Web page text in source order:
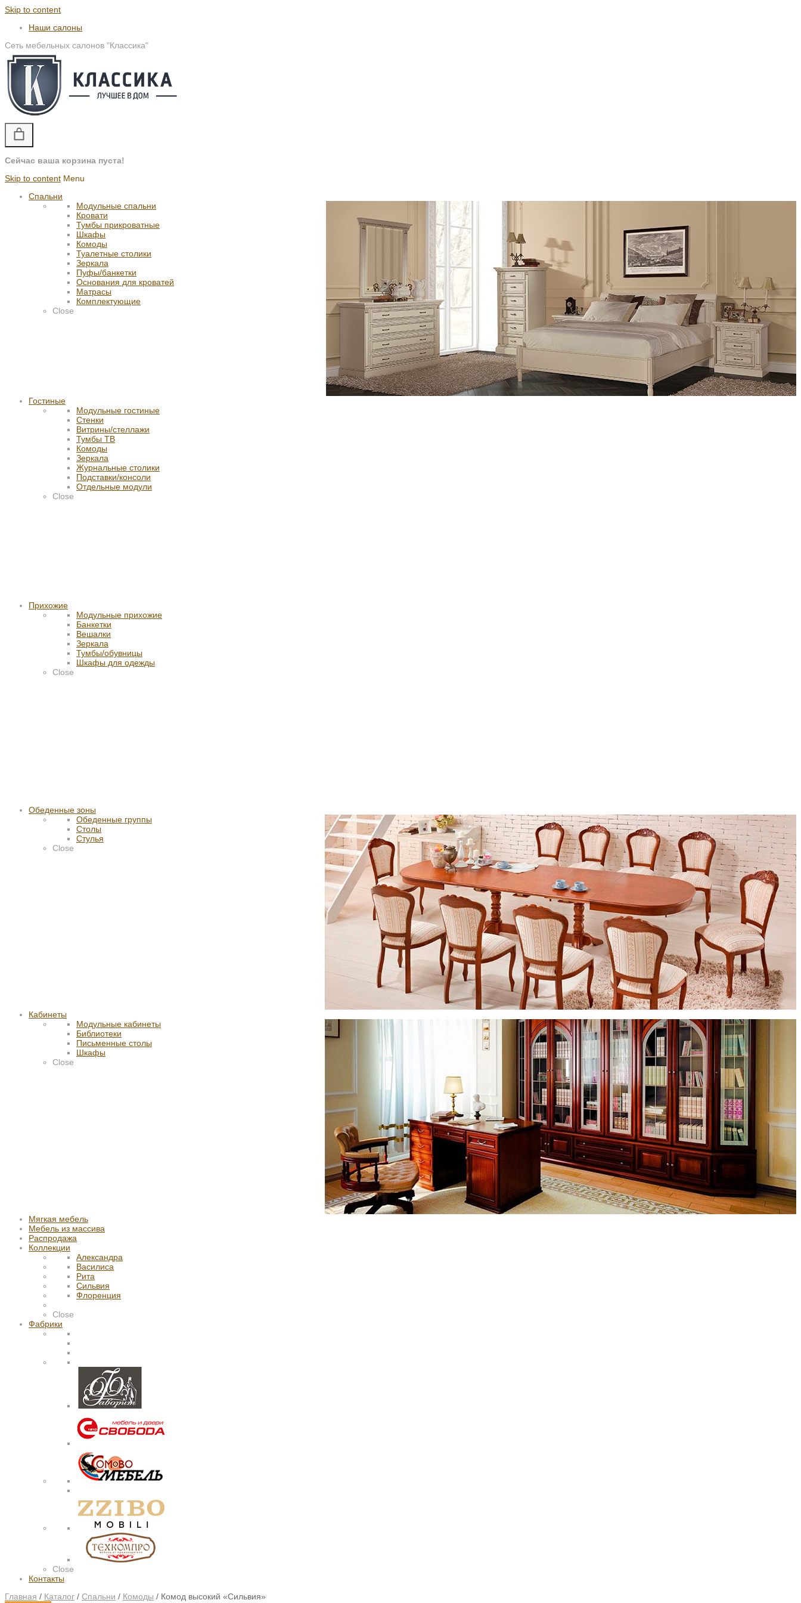
Skip to content
Наши салоны
Сеть мебельных салонов "Классика"
Сейчас ваша корзина пуста!
Skip to content Menu
Спальни
Модульные спальни
Кровати
Тумбы прикроватные
Шкафы
Комоды
Туалетные столики
Зеркала
Пуфы/банкетки
Основания для кроватей
Матрасы
Комплектующие
Close
Гостиные
Модульные гостиные
Стенки
Витрины/стеллажи
Тумбы ТВ
Комоды
Зеркала
Журнальные столики
Подставки/консоли
Отдельные модули
Close
Прихожие
Модульные прихожие
Банкетки
Вешалки
Зеркала
Тумбы/обувницы
Шкафы для одежды
Close
Обеденные зоны
Обеденные группы
Столы
Стулья
Close
Кабинеты
Модульные кабинеты
Библиотеки
Письменные столы
Шкафы
Close
Мягкая мебель
Мебель из массива
Распродажа
Коллекции
Александра
Василиса
Рита
Сильвия
Флоренция
Close
Фабрики
Close
Контакты
Главная / Каталог / Спальни / Комоды / Комод высокий «Сильвия»